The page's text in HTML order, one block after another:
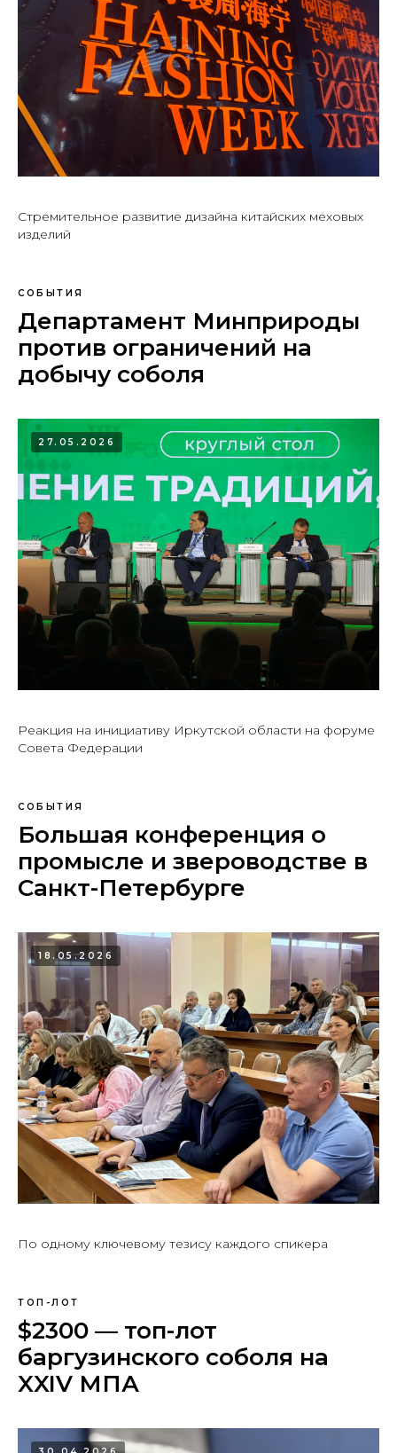
Стремительное развитие дизайна китайских меховых
изделий
СОБЫТИЯ
Департамент Минприроды
против ограничений на
добычу соболя
27.05.2026
Реакция на инициативу Иркутской области на форуме
Совета Федерации
СОБЫТИЯ
Большая конференция о
промысле и звероводстве в
Санкт-Петербурге
18.05.2026
По одному ключевому тезису каждого спикера
ТОП-ЛОТ
$2300 — топ-лот
баргузинского соболя на
XXIV МПА